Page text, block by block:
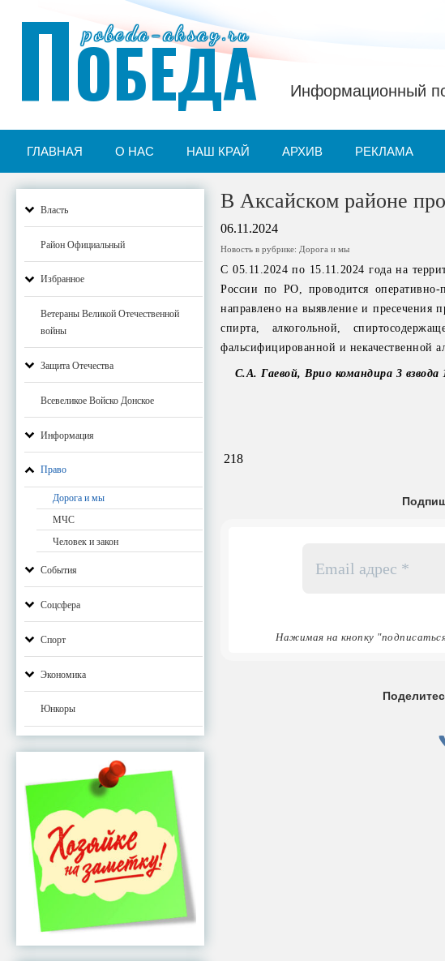
pobeda-aksay.ru
ПОБЕДА Информационный
ГЛАВНАЯ О НАС НАШ КРАЙ АРХИВ РЕКЛАМА
Власть
Район Официальный
Избранное
Ветераны Великой Отечественной
войны
Защита Отечества
Всевеликое Войско Донское
Информация
Право
Дорога и мы
МЧС
Человек и закон
События
Соцсфера
Спорт
Экономика
Юнкоры
В Аксайском районе
06.11.2024
Новость в рубрике: Дорога и мы
С 05.11.2024 по 15.11.2024 года на
России по РО, проводится оперативно-
направлено на выявление и пресечения
спирта, алкогольной,
фальсифицированной и некачественной
С.А. Гаевой, Врио командира 3
218
адрес
Нажимая на кнопку